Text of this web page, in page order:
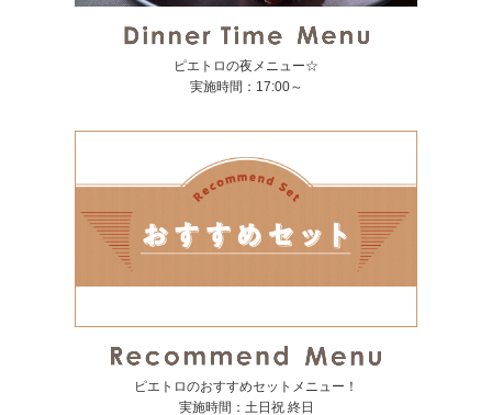
ピエトロの夜メニュー☆
実施時間：17:00～
ピエトロのおすすめセットメニュー！
実施時間：土日祝 終日